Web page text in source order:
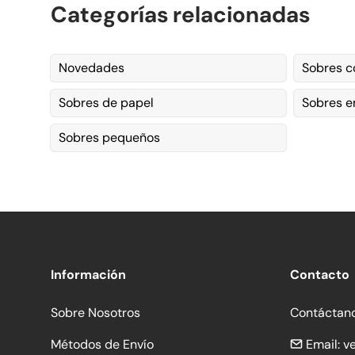
Categorías relacionadas
Novedades Sobres
Sobres de papel Sobres
Sobres pequeños
Información
Sobre Nosotros
Métodos de Envío
Contacto
Email: